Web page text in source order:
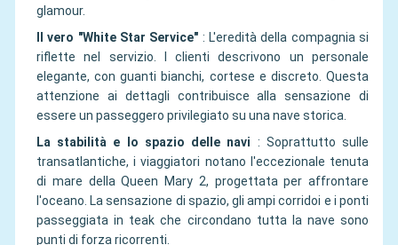
glamour.
Il vero "White Star Service" : L'eredità della compagnia si
riflette nel servizio. I clienti descrivono un personale
elegante, con guanti bianchi, cortese e discreto. Questa
attenzione ai dettagli contribuisce alla sensazione di
essere un passeggero privilegiato su una nave storica.
La stabilità e lo spazio delle navi : Soprattutto sulle
transatlantiche, i viaggiatori notano l'eccezionale tenuta
di mare della Queen Mary 2, progettata per affrontare
l'oceano. La sensazione di spazio, gli ampi corridoi e i ponti
passeggiata in teak che circondano tutta la nave sono
punti di forza ricorrenti.